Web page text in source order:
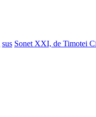
sus Sonet XXI, de Timotei